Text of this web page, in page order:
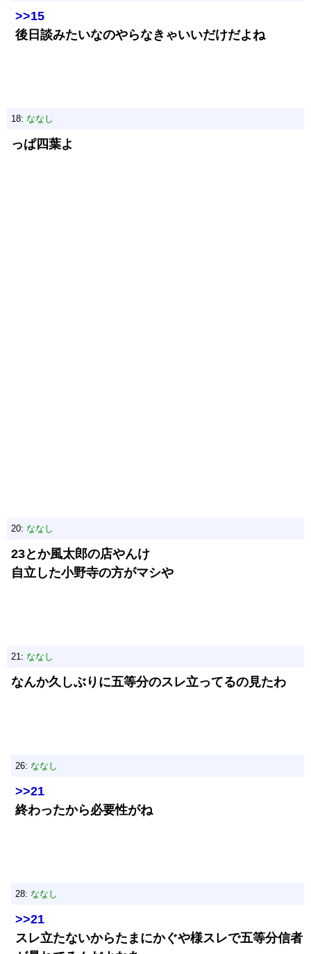
>>15
後日談みたいなのやらなきゃいいだけだよね
18: ななし
っぱ四葉よ
20: ななし
23とか風太郎の店やんけ
自立した小野寺の方がマシや
21: ななし
なんか久しぶりに五等分のスレ立ってるの見たわ
26: ななし
>>21
終わったから必要性がね
28: ななし
>>21
スレ立たないからたまにかぐや様スレで五等分信者